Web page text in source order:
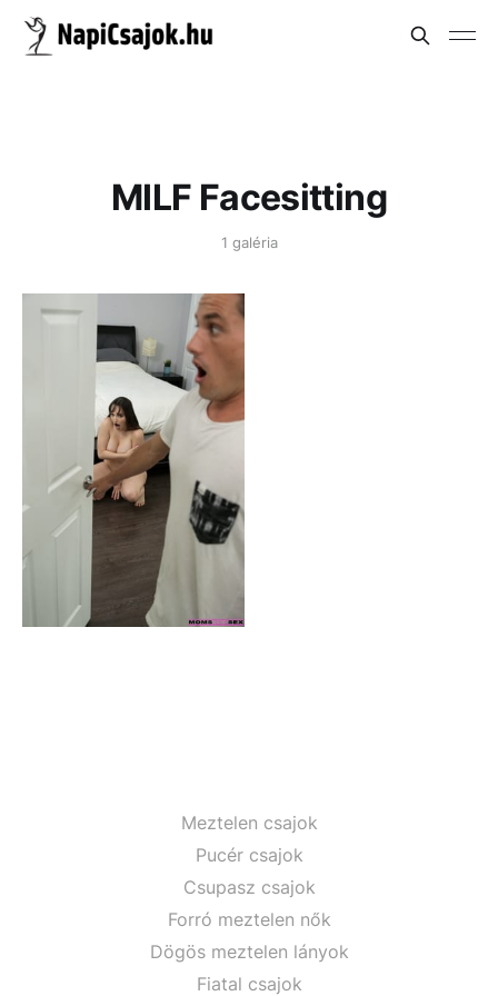
MILF Facesitting
1 galéria
Meztelen csajok
Pucér csajok
Csupasz csajok
Forró meztelen nők
Dögös meztelen lányok
Fiatal csajok